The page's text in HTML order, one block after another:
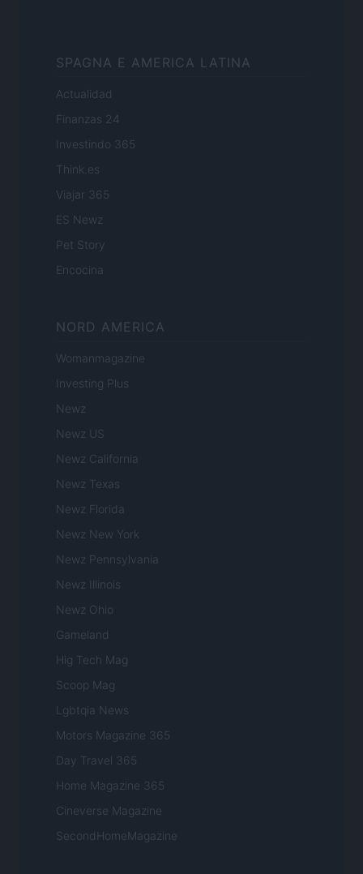
SPAGNA E AMERICA LATINA
Actualidad
Finanzas 24
Investindo 365
Think.es
Viajar 365
ES Newz
Pet Story
Encocina
NORD AMERICA
Womanmagazine
Investing Plus
Newz
Newz US
Newz California
Newz Texas
Newz Florida
Newz New York
Newz Pennsylvania
Newz Illinois
Newz Ohio
Gameland
Hig Tech Mag
Scoop Mag
Lgbtqia News
Motors Magazine 365
Day Travel 365
Home Magazine 365
Cineverse Magazine
SecondHomeMagazine